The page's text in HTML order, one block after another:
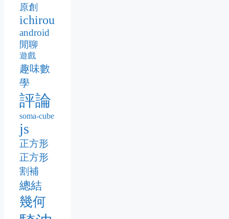
原創
ichirou
android
閒聊
遊戲
趣味數
學
評論
soma-cube
js
正方形
正方形
割補
總結
幾何